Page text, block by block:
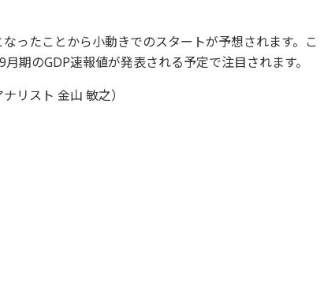
ったことから小動きでのスタートが予想されます。こ
期のGDP速報値が発表される予定で注目されます。
リスト 金山 敏之）